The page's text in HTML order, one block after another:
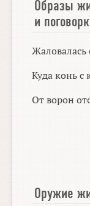
Образы
и
Жаловалась
Куда конь с
От ворон
Оружие